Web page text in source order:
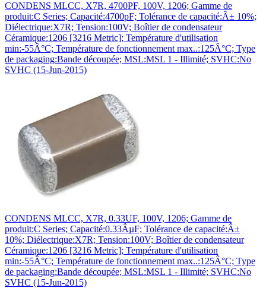
CONDENS MLCC, X7R, 4700PF, 100V, 1206; Gamme de
produit:C Series; Capacité:4700pF; Tolérance de capacité:Â± 10%;
Diélectrique:X7R; Tension:100V; Boîtier de condensateur
Céramique:1206 [3216 Metric]; Température d'utilisation
min:-55Â°C; Température de fonctionnement max..:125Â°C; Type
de packaging:Bande découpée; MSL:MSL 1 - Illimité; SVHC:No
SVHC (15-Jun-2015)
CONDENS MLCC, X7R, 0.33UF, 100V, 1206; Gamme de
produit:C Series; Capacité:0.33ÂµF; Tolérance de capacité:Â±
10%; Diélectrique:X7R; Tension:100V; Boîtier de condensateur
Céramique:1206 [3216 Metric]; Température d'utilisation
min:-55Â°C; Température de fonctionnement max..:125Â°C; Type
de packaging:Bande découpée; MSL:MSL 1 - Illimité; SVHC:No
SVHC (15-Jun-2015)